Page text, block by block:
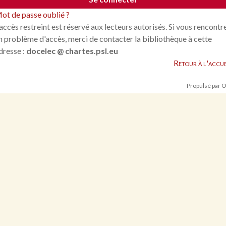
de passe oublié ?
restreint est réservé aux lecteurs autorisés. Si vous
problème d'accès, merci de contacter la bibliothèque à cette
: docelec @ chartes.psl.eu
Retour à
Propulsé par